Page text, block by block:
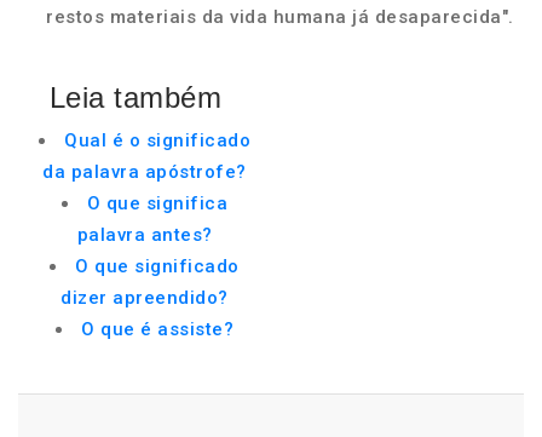
restos materiais da vida humana já desaparecida".
Leia também
Qual é o significado
da palavra apóstrofe?
O que significa
palavra antes?
O que significado
dizer apreendido?
O que é assiste?